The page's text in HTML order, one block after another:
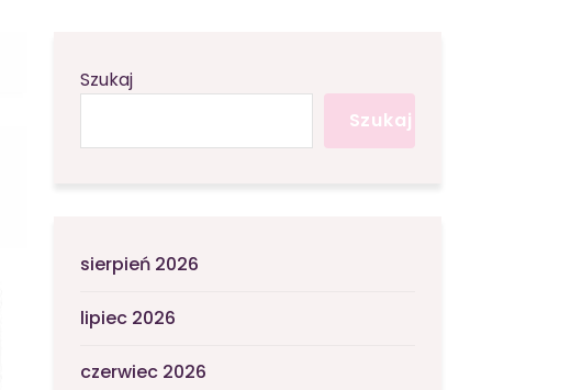
Szukaj
Szukaj
sierpień 2026
lipiec 2026
czerwiec 2026